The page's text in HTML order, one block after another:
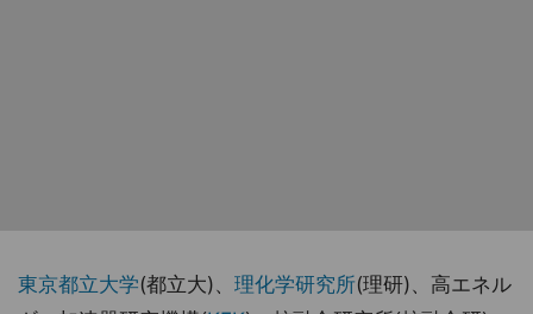
東京都立大学(都立大)、 理化学研究所(理研)、高エネル